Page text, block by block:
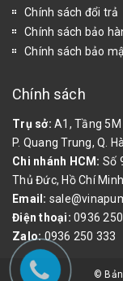
Chính sách đổi trả
Chính sách bảo
Chính sách bảo
Chính sách
Trụ sở: A1, Tầng
P. Quang Trung, Q.
Chi nhánh HCM: Số
Thủ Đức, Hồ Chí Minh
Email:
Điện thoại: 0936
Zalo:0936 250 333
©